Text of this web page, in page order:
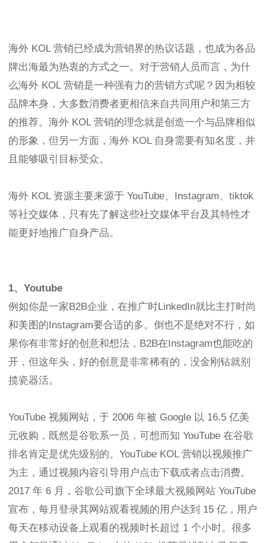
海外 KOL 营销已经成为营销界的热议话题，也成为各品
牌出海最为热衷的方式之一。对于营销人员而言，为什
么海外 KOL 营销是一种强有力的营销方式呢？因为相较
品牌本身，大多数消费者更相信来自共同用户和第三方
的推荐。海外 KOL 营销的理念就是创造一个与品牌相似
的形象，但另一方面，海外 KOL 自身需要有知名度，并
且能够吸引目标受众。
海外 KOL 资源主要来源于 YouTube、Instagram、tiktok
等社交媒体，只有先了解这些社交媒体平台及其特性才
能更好地推广自身产品。
1、Youtube
例如你是一家B2B企业，在推广时LinkedIn就比主打时尚
和美图的Instagram要合适的多。倒也不是绝对不行，如
果你有非常好的创意和想法，B2B在Instagram也能吃的
开，但这年头，好的创意是非常稀有的，没金刚钻就别
揽瓷器活。
YouTube 视频网站，于 2006 年被 Google 以 16.5 亿美
元收购，既然是谷歌系一员，可想而知 YouTube 在谷歌
排名肯定是优先级别的。YouTube KOL 营销以视频推广
为主，通过视频内容引导用户点击下载或者点击消费。
2017 年 6 月，谷歌公司旗下全球最大视频网站 YouTube
宣布，每月登录其网站观看视频的用户达到 15 亿，用户
每天在移动设备上观看的视频时长超过 1 个小时。很多